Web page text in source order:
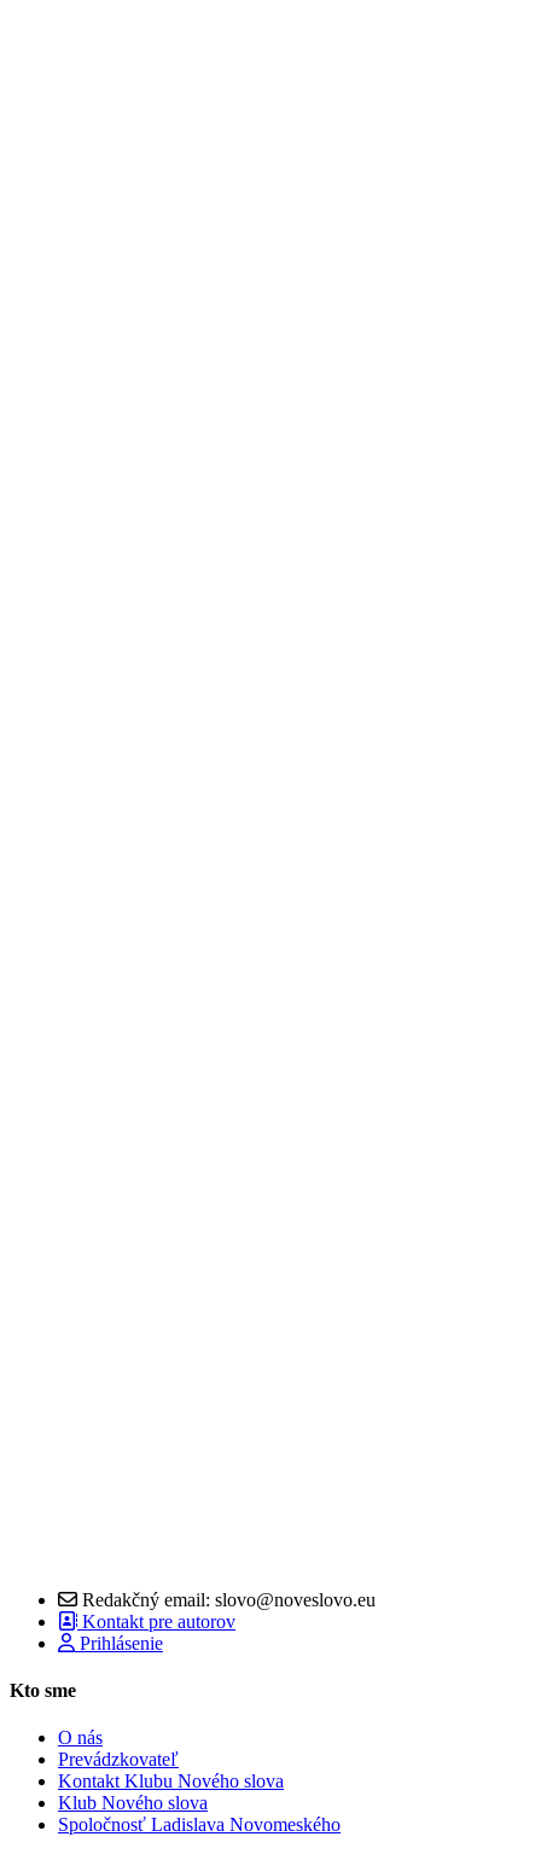
Redakčný email: slovo@noveslovo.eu
Kontakt pre autorov
Prihlásenie
Kto sme
O nás
Prevádzkovateľ
Kontakt Klubu Nového slova
Klub Nového slova
Spoločnosť Ladislava Novomeského